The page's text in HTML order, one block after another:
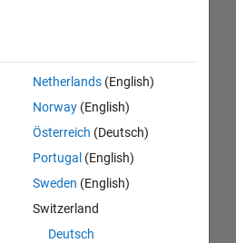
Netherlands(English)
Norway(English)
Österreich (Deutsch)
Portugal (English)
Sweden (English)
Switzerland
Deutsch